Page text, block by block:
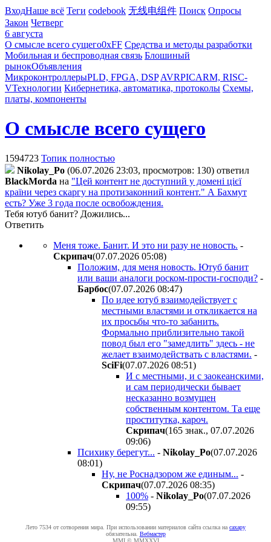
ВходНаше всё Теги codebook 无线电组件 Поиск Опросы
Закон Четверг
6 августа
О смысле всего сущего0xFF Средства и методы разработки
Мобильная и беспроводная связь Блошиный
рынокОбъявления
МикроконтроллерыPLD, FPGA, DSP AVRPICARM, RISC-
VТехнологии Кибернетика, автоматика, протоколы Схемы,
платы, компоненты
О смысле всего сущего
1594723 Топик полностью
Nikolay_Po (06.07.2026 23:03, просмотров: 130) ответил
BlackMorda на "Цей контент не доступний у домені цієї
країни через скаргу на протизаконний контент." А Бахмут
есть? Уже 3 года после освобождения.
Тебя ютуб банит? Дожились...
Ответить
Меня тоже. Банит. И это ни разу не новость. -
Cкpипaч(07.07.2026 05:08)
Положим, для меня новость. Ютуб банит
или ваши аналоги роском-прости-господи? -
Бapбoc(07.07.2026 08:47)
По идее ютуб взаимодействует с
местными властями и откликается на
их просьбы что-то забанить.
Формально приблизительно такой
повод был его "замедлить" здесь - не
желает взаимодействать с властями. -
SciFi(07.07.2026 08:51)
И с местными, и с заокеанскими,
и сам периодически бывает
несказанно возмущен
собственным контентом. Та еще
проститутка, кароч.
Cкpипaч(165 знак., 07.07.2026
09:06)
Психику берегут... - Nikolay_Po(07.07.2026
08:01)
Ну, не Роснадзором же единым... -
Cкpипaч(07.07.2026 08:35)
100% - Nikolay_Po(07.07.2026
09:55)
Лето 7534 от сотворения мира. При использовании материалов сайта ссылка на caxapу
обязательна. Вебмастер
MMI © MMXXVI